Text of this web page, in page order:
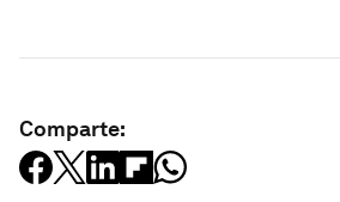
Comparte: